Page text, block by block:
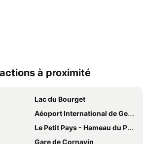
à proximité
Lac du Bourget
Aéoport International de Genève
Le Petit Pays - Hameau du Père Noël
Gare de Cornavin